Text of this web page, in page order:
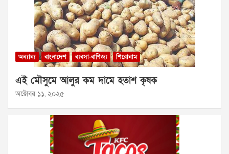
অন্যান্য বাংলাদেশ ব্যবসা-বাণিজ্য শিরোনাম
এই মৌসুমে আলুর কম দামে হতাশ কৃষক
অক্টোবর ১১, ২০২৫